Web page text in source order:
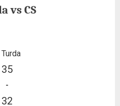
vs CS
35
-
32